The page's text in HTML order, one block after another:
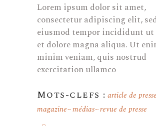
Lorem ipsum dolor sit amet,
consectetur adipiscing elit,
eiusmod tempor incididunt ut
et dolore magna aliqua. Ut
minim veniam, quis nostrud
exercitation ullamco
Mots-clefs : article de presse
magazine médias revue de presse